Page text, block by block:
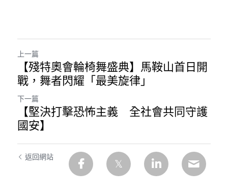
上一篇
【殘特奧會輪椅舞盛典】馬鞍山首日開
戰，舞者閃耀「最美旋律」
下一篇
【堅決打擊恐怖主義 全社會共同守護
國安】
返回網站